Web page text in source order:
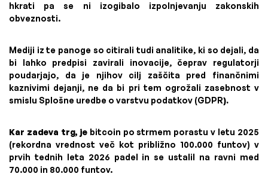
hkrati pa se ni izogibalo izpolnjevanju zakonskih
obveznosti.
Mediji iz te panoge so citirali tudi analitike, ki so dejali, da
bi lahko predpisi zavirali inovacije, čeprav regulatorji
poudarjajo, da je njihov cilj zaščita pred finančnimi
kaznivimi dejanji, ne da bi pri tem ogrožali zasebnost v
smislu Splošne uredbe o varstvu podatkov (GDPR).
Kar zadeva trg, jebitcoin po strmem porastu v letu 2025
(rekordna vrednost več kot približno 100.000 funtov) v
prvih tednih leta 2026 padel in se ustalil na ravni med
70.000 in 80.000 funtov.